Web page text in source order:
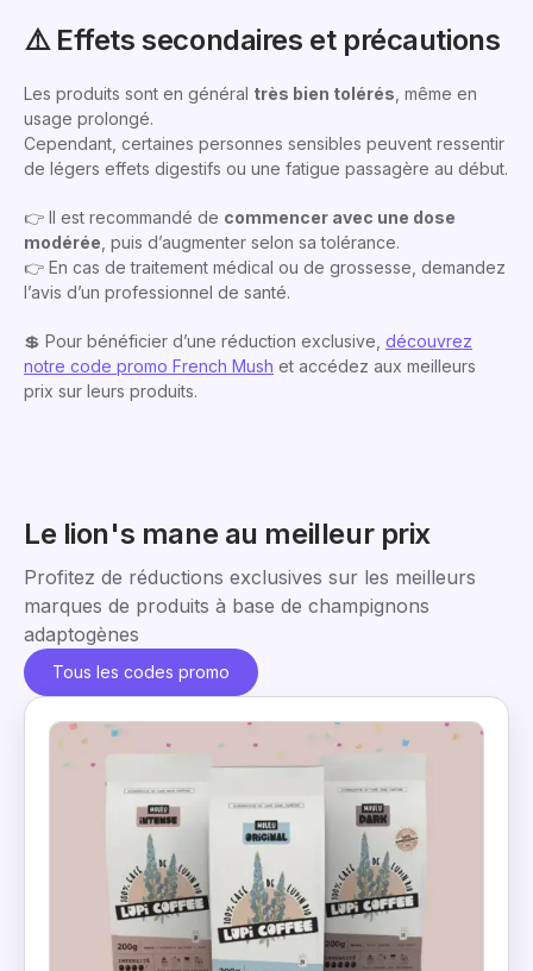
⚠️ Effets secondaires et précautions
Les produits sont en général très bien tolérés, même en
usage prolongé.
Cependant, certaines personnes sensibles peuvent ressentir
de légers effets digestifs ou une fatigue passagère au début.
👉 Il est recommandé de commencer avec une dose
modérée, puis d’augmenter selon sa tolérance.
👉 En cas de traitement médical ou de grossesse, demandez
l’avis d’un professionnel de santé.
💲 Pour bénéficier d’une réduction exclusive, découvrez
notre code promo French Mush et accédez aux meilleurs
prix sur leurs produits.
Le lion's mane au meilleur prix
Profitez de réductions exclusives sur les meilleurs
marques de produits à base de champignons
adaptogènes
Tous les codes promo